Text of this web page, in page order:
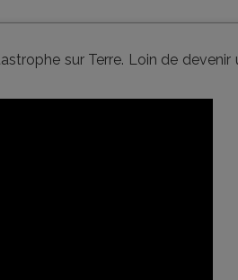
sur Terre. Loin de devenir